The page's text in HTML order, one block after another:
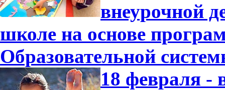
внеурочной
школе на основе
Образовательной
18 февраля -